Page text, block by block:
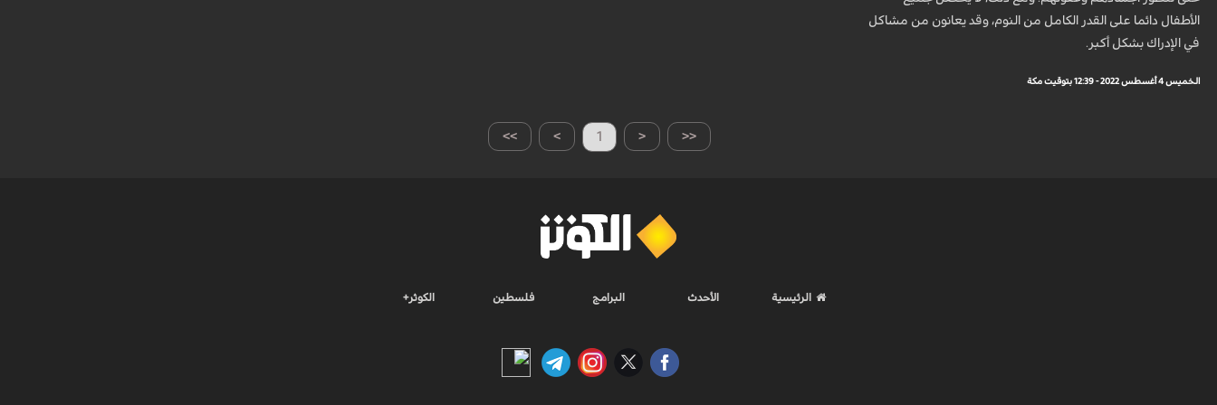
الأطفال دائما على القدر الكامل من النوم، وقد يعانون من مشاكل
في الإدراك بشكل أكبر.
الخميس 4 أغسطس 2022 - 12:39 بتوقيت مكة
>> > 1 < <<
الرئيسية الأحدث البرامج فلسطين الكوثر+